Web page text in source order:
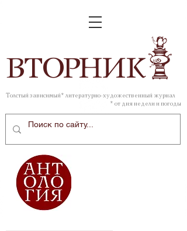
ВТОРНИК
Толстый зависимый* литературно-художественный журнал
* от дня недели и погоды